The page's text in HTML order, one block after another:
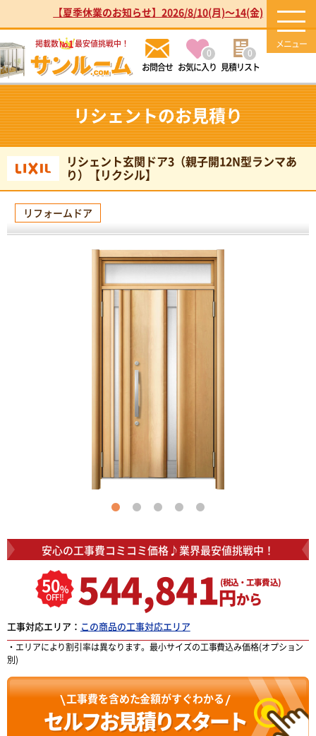
【夏季休業のお知らせ】2026/8/10(月)～14(金)
掲載数No.1最安値挑戦中！
お気に入り
0
見積リスト
0
リシェントのお見積り
リシェント玄関ドア3（親子開12N型ランマあ
り）【リクシル】
リフォームドア
安心の工事費コミコミ価格♪業界最安値挑戦中！
50%
OFF!!
(税込・工事費込)
544,841円から
工事対応エリア： この商品の工事対応エリア
・エリアにより割引率は異なります。最小サイズの工事費込み価格(オプション
別)
工事費を含めた金額がすぐわかる
セルフお見積りスタート